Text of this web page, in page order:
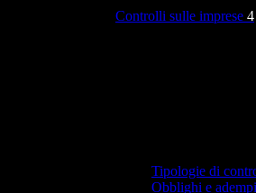
Controlli sulle imprese 4
Tipologie di
Obblighi e